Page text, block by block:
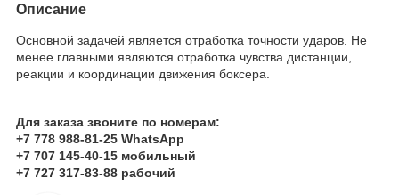
Описание
Основной задачей является отработка точности ударов. Не
менее главными являются отработка чувства дистанции,
реакции и координации движения боксера.
Для заказа звоните по номерам:
+7 778 988-81-25 WhatsApp
+7 707 145-40-15 мобильный
+7 727 317-83-88 рабочий